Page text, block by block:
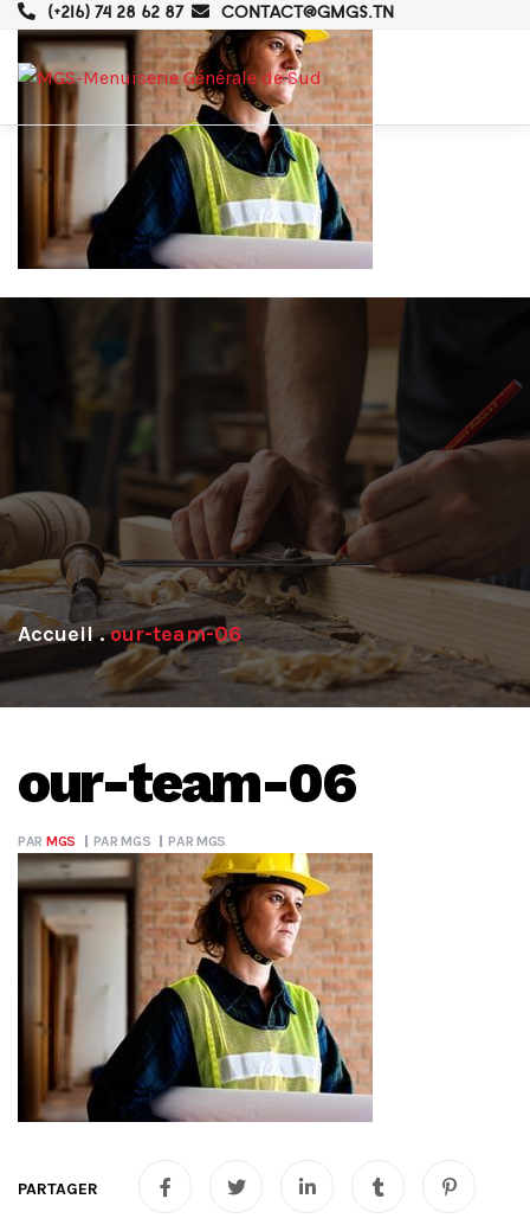
(+216) 74 28 62 87 CONTACT@GMGS.TN
. our-team-06
our-team-06
PAR MGS PARMGS PARMGS